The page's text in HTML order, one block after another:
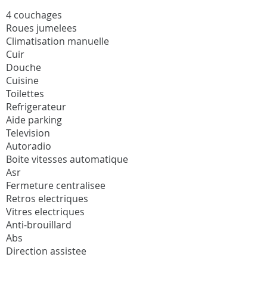
4 couchages
Roues jumelees
Climatisation manuelle
Cuir
Douche
Cuisine
Toilettes
Refrigerateur
Aide parking
Television
Autoradio
Boite vitesses automatique
Asr
Fermeture centralisee
Retros electriques
Vitres electriques
Anti-brouillard
Abs
Direction assistee